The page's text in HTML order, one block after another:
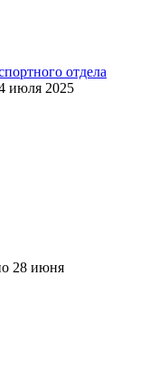
отдела
июля 2025
28 июня